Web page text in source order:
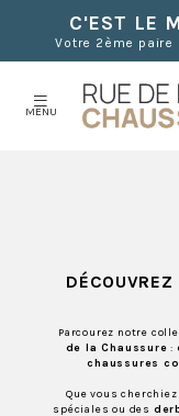
C'EST LE
Votre 2ème paire
MENU
DÉCOUVREZ
Parcourez notre
de la Chaussure :
chaussures
Que vous cherchiez
spéciales ou des